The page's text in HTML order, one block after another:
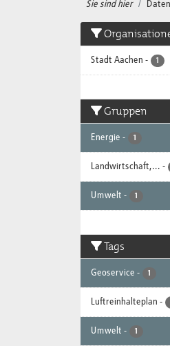
Sie sind hier
Stadt Aachen - 1
Gruppen
Energie - 1
Landwirtschaft,... -
Umwelt - 1
Tags
Geoservice - 1
Luftreinhalteplan -
Umwelt - 1